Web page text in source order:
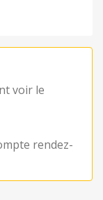
voir le
rendez-